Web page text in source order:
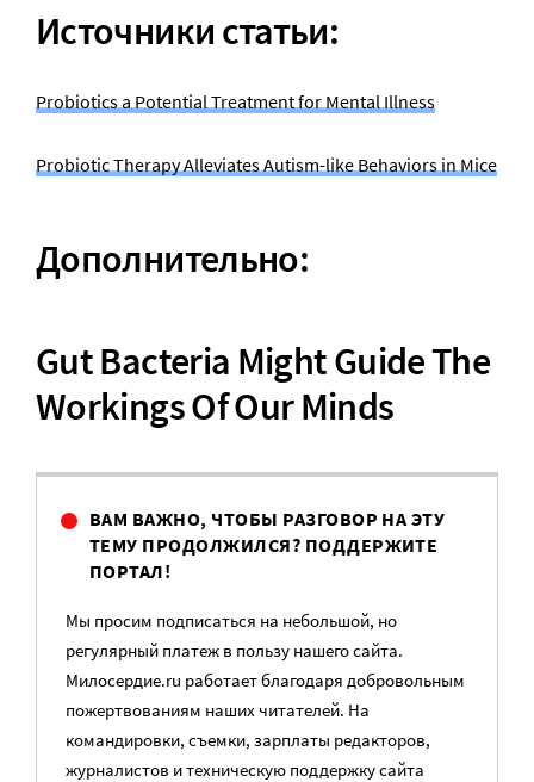
Источники статьи:
Probiotics a Potential Treatment for Mental Illness
Probiotic Therapy Alleviates Autism-like Behaviors in Mice
Дополнительно:
Gut Bacteria Might Guide The
Workings Of Our Minds
ВАМ ВАЖНО, ЧТОБЫ РАЗГОВОР НА ЭТУ
ТЕМУ ПРОДОЛЖИЛСЯ? ПОДДЕРЖИТЕ
ПОРТАЛ!
Мы просим подписаться на небольшой, но
регулярный платеж в пользу нашего сайта.
Милосердие.ru работает благодаря добровольным
пожертвованиям наших читателей. На
командировки, съемки, зарплаты редакторов,
журналистов и техническую поддержку сайта